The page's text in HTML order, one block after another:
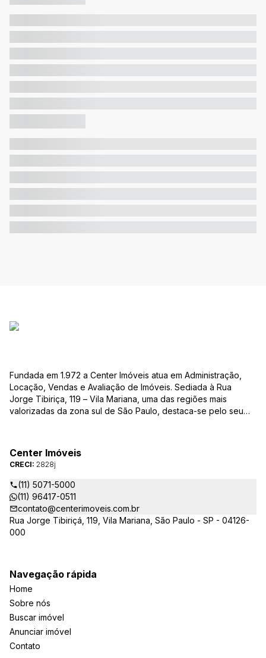
Fundada em 1.972 a Center Imóveis atua em Administração,
Locação, Vendas e Avaliação de Imóveis. Sediada à Rua
Jorge Tibiriça, 119 – Vila Mariana, uma das regiões mais
valorizadas da zona sul de São Paulo, destaca-se pelo seu
atuantes imobiliárias da região, credenciada junto ao Conselho
Regional dos Corretores de Imóveis (CRECI) e associada ao
Sindicato das Empresas de Compra, Venda, Locação e
Administração de Imóveis Residenciais e Comerciais de São
Paulo (SECOVI).
Center Imóveis
CRECI: 2828j
(11) 5071-5000
(11) 96417-0511
contato@centerimoveis.com.br
Rua Jorge Tibiriçá, 119, Vila Mariana, São Paulo - SP - 04126-
000
Navegação rápida
Home
Sobre nós
Buscar imóvel
Anunciar imóvel
Contato